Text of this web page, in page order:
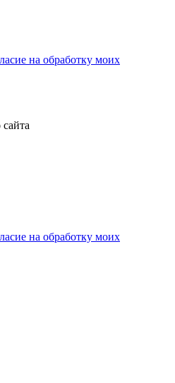
на обработку моих
на обработку моих